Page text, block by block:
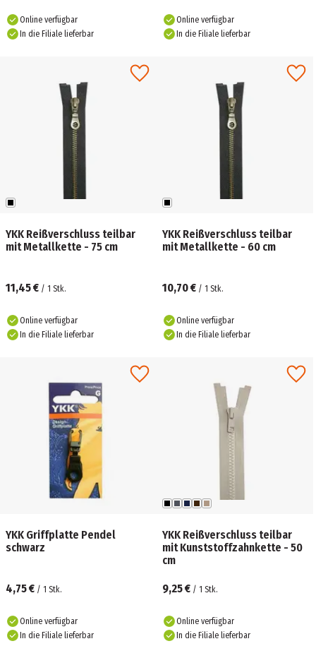
Online verfügbar
In die Filiale lieferbar
Online verfügbar
In die Filiale lieferbar
YKK Reißverschluss teilbar
mit Metallkette - 75 cm
11,45 € / 1 Stk.
Online verfügbar
In die Filiale lieferbar
YKK Reißverschluss teilbar
mit Metallkette - 60 cm
10,70 € / 1 Stk.
Online verfügbar
In die Filiale lieferbar
YKK Griffplatte Pendel
schwarz
4,75 € / 1 Stk.
Online verfügbar
In die Filiale lieferbar
YKK Reißverschluss teilbar
mit Kunststoffzahnkette - 50
cm
9,25 € / 1 Stk.
Online verfügbar
In die Filiale lieferbar